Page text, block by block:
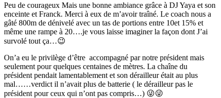
Peu de courageux Mais une bonne ambiance grâce à DJ Yaya et son
enceinte et Franck. Merci à eux de m’avoir traîné. Le coach nous a
gâté 800m de dénivelé avec un tas de portions entre 10et 15% et
même une rampe à 20….je vous laisse imaginer la façon dont J’ai
survolé tout ça…😉
On’a eu le privilège d’être accompagné par notre président mais
seulement pour quelques centaines de mètres. La chaîne du
président pendait lamentablement et son dérailleur était au plus
mal……verdict il n’avait plus de batterie ( le dérailleur pas le
président pour ceux qui n’ont pas compris…) 😜😜